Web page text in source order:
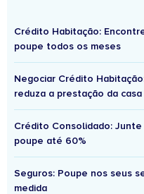
Crédito Habitação:
poupe todos os meses
Negociar Crédito
reduza a prestação da casa
Crédito Consolidado:
poupe até 60%
Seguros: Poupe nos seus
medida